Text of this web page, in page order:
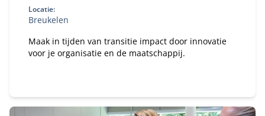
Locatie:
Breukelen
Maak in tijden van transitie impact door innovatie
voor je organisatie en de maatschappij.